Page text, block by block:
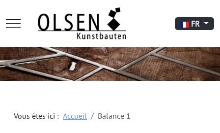
Mobile Menu Toggle FR
Vous êtes ici : Accueil Balance 1